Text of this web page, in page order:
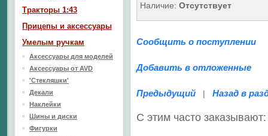
Наличие: Отсутствует
Сообщить о поступлении
Добавить в отложенные
Предыдущий | Назад в
С этим часто заказывают:
Тракторы 1:43
Прицепы и аксессуары
Умелым ручкам
Аксессуары для моделей
Аксессуары от AVD
'Стекляшки'
Декали
Наклейки
Шины и диски
Фигурки